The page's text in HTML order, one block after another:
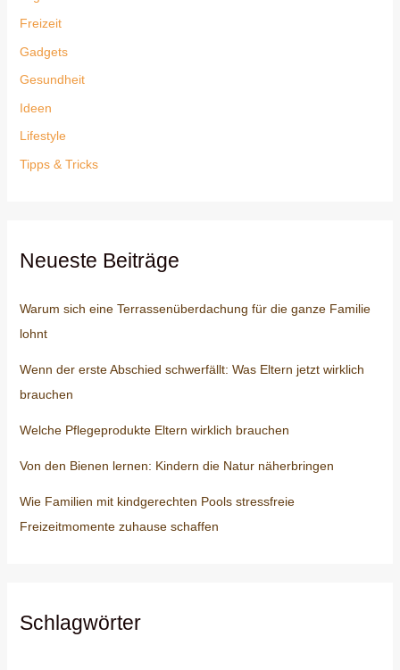
Freizeit
Gadgets
Gesundheit
Ideen
Lifestyle
Tipps & Tricks
Neueste Beiträge
Warum sich eine Terrassenüberdachung für die ganze Familie
lohnt
Wenn der erste Abschied schwerfällt: Was Eltern jetzt wirklich
brauchen
Welche Pflegeprodukte Eltern wirklich brauchen
Von den Bienen lernen: Kindern die Natur näherbringen
Wie Familien mit kindgerechten Pools stressfreie
Freizeitmomente zuhause schaffen
Schlagwörter